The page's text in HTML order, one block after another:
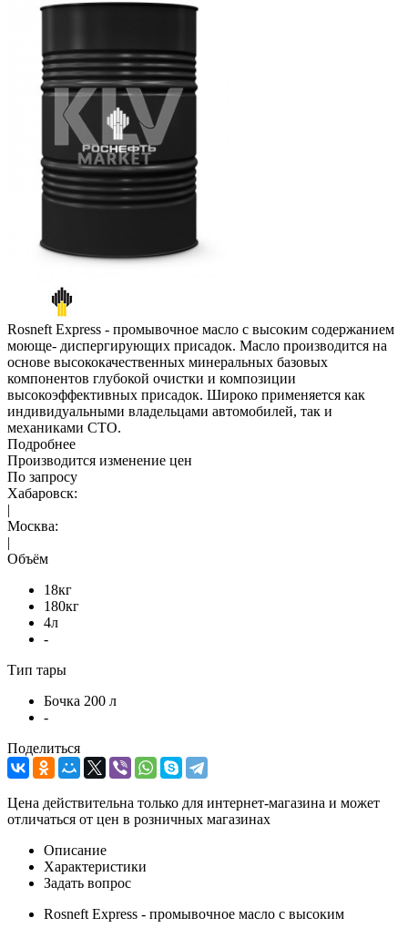
Rosneft Express - промывочное масло с высоким содержанием
моюще- диспергирующих присадок. Масло производится на
основе высококачественных минеральных базовых
компонентов глубокой очистки и композиции
высокоэффективных присадок. Широко применяется как
индивидуальными владельцами автомобилей, так и
механиками СТО.
Подробнее
Производится изменение цен
По запросу
Хабаровск:
|
Москва:
|
Объём
18кг
180кг
4л
-
Тип тары
Бочка 200 л
-
Поделиться
Цена действительна только для интернет-магазина и может
отличаться от цен в розничных магазинах
Описание
Характеристики
Задать вопрос
Rosneft Express - промывочное масло с высоким